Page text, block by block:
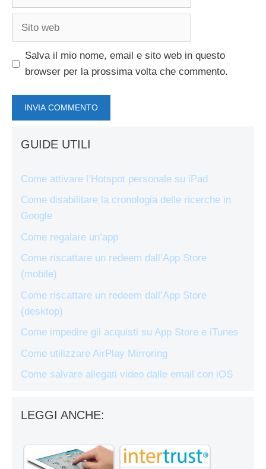
Sito
Salva il mio nome, email e sito web in questo
browser per la prossima volta che commento.
GUIDE UTILI
Come attivare l’Hotspot personale su iPad
Come disabilitare la cronologia delle ricerche in
Google
Come regalare un’app
Come riscattare un redeem dall’App Store
(mobile)
Come riscattare un redeem dall’App Store
(desktop)
Come impedire gli acquisti su App Store e iTunes
Come utilizzare AirPlay Mirroring
Come salvare allegati video dalle email con iOS
LEGGI ANCHE: